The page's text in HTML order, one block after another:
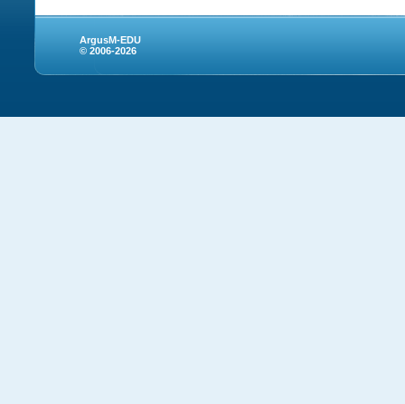
ArgusM-EDU
© 2006-2026